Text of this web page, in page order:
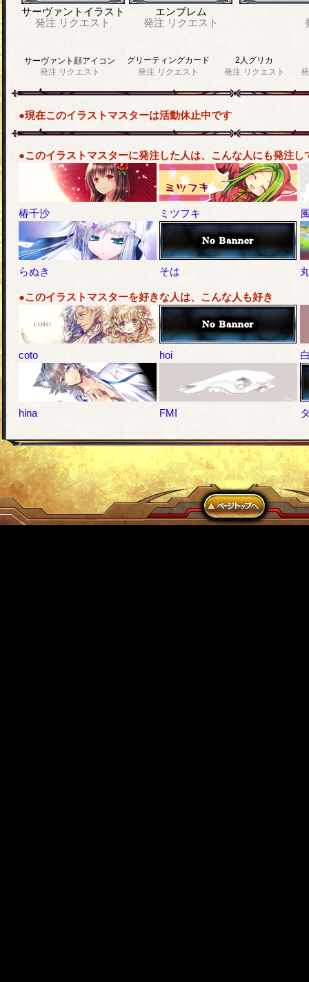
サーヴァントイラスト
発注 リクエスト
エンブレム
発注 リクエスト
サーヴァント顔アイコン
発注 リクエスト
グリーティングカード
発注 リクエスト
2人グリカ
発注 リクエスト
●現在このイラストマスターは活動休止中です
●このイラストマスターに発注した人は、こんな人にも発注し
椿千沙 ミツフキ
らぬき そは
●このイラストマスターを好きな人は、こんな人も好き
coto hoi
hina FMI